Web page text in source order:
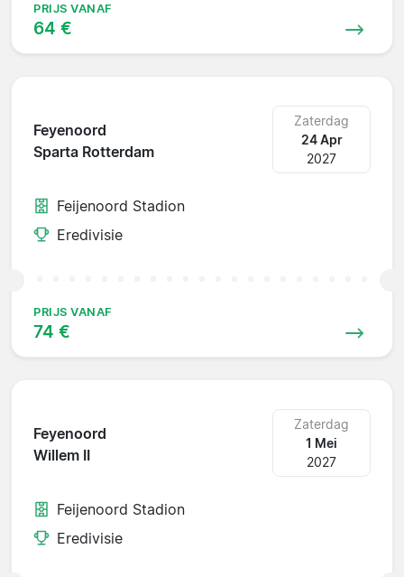
PRIJS VANAF
64 €
Feyenoord
Sparta Rotterdam
Zaterdag
24 Apr
2027
Feijenoord Stadion
Eredivisie
PRIJS VANAF
74 €
Feyenoord
Willem II
Zaterdag
1 Mei
2027
Feijenoord Stadion
Eredivisie